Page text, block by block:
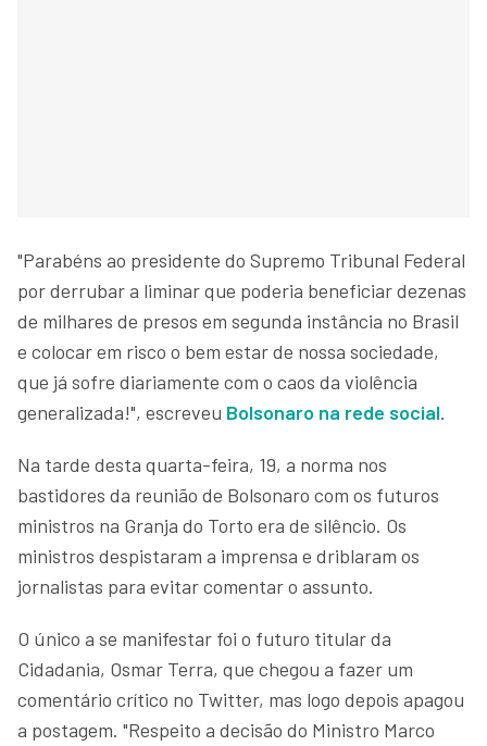
"Parabéns ao presidente do Supremo Tribunal Federal
por derrubar a liminar que poderia beneficiar dezenas
de milhares de presos em segunda instância no Brasil
e colocar em risco o bem estar de nossa sociedade,
que já sofre diariamente com o caos da violência
generalizada!", escreveu Bolsonaro na rede social.
Na tarde desta quarta-feira, 19, a norma nos
bastidores da reunião de Bolsonaro com os futuros
ministros na Granja do Torto era de silêncio. Os
ministros despistaram a imprensa e driblaram os
jornalistas para evitar comentar o assunto.
O único a se manifestar foi o futuro titular da
Cidadania, Osmar Terra, que chegou a fazer um
comentário crítico no Twitter, mas logo depois apagou
a postagem. "Respeito a decisão do Ministro Marco